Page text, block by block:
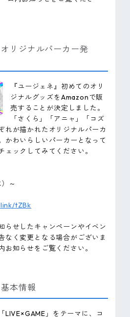
オリジナルパーカー発
『ユージェネ』初めてのオリ
ジナルグッズをAmazonで販
売することが決定しました。
「さくら」「アニャ」「コズ
れが描かれたオリジナルパーカ
かわいらしいパーカーとなって
ェックしてみてください。
～
tZBk
らせしたキャンペーンやイベン
なく変更となる場合がございま
お知らせをご覧ください。
基本情報
LIVE×GAME」をテーマに、コ